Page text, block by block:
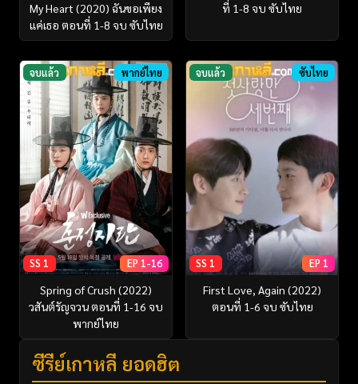
My Heart (2020) ฉันขอเพียง
แค่เธอ ตอนที่ 1-8 จบ ซับไทย
ที่ 1-8 จบ ซับไทย
จบแล้ว พากย์ไทย
SS 1 EP 1-16
Spring of Crush (2022)
วสันต์รัญจวน ตอนที่ 1-16 จบ
พากย์ไทย
จบแล้ว ซับไทย
SS 1 EP 1
First Love, Again (2022)
ตอนที่ 1-6 จบ ซับไทย
ซีรี่ย์เกาหลี ยอดฮิต